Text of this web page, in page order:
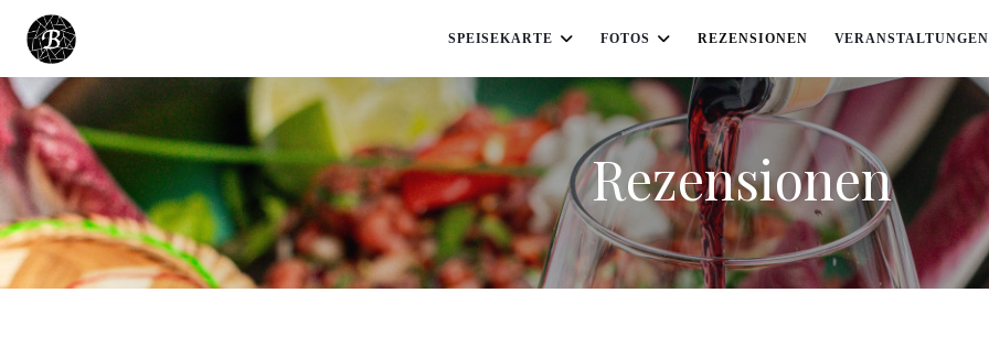
SPEISEKARTE FOTOS REZENSIONEN VERANSTALTUNGEN
Rezensionen